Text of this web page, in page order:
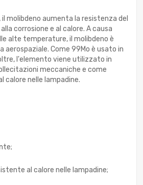
molibdeno aumenta la resistenza del
corrosione e al calore. A causa
alte temperature, il molibdeno è
Come 99Mo è usato in
l'elemento viene utilizzato in
meccaniche e come
calore nelle lampadine.
al calore nelle lampadine;